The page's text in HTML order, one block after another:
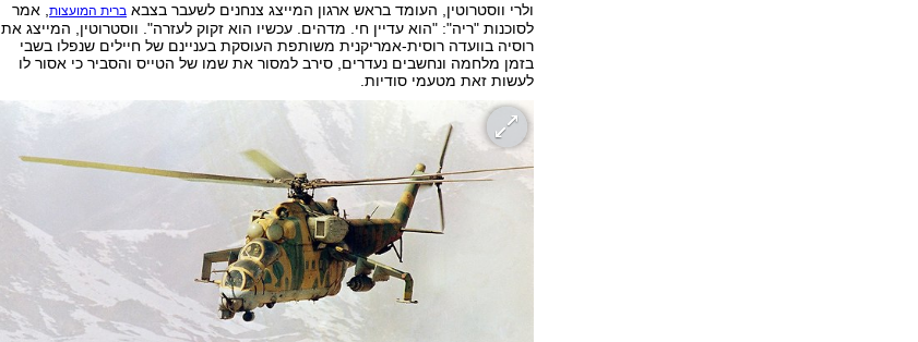
ולרי ווסטרוטין, העומד בראש ארגון המייצג צנחנים לשעבר בצבא ברית המועצות, אמר
לסוכנות "ריה": "הוא עדיין חי. מדהים. עכשיו הוא זקוק לעזרה". ווסטרוטין, המייצג את
רוסיה בוועדה רוסית-אמריקנית משותפת העוסקת בעניינם של חיילים שנפלו בשבי
בזמן מלחמה ונחשבים נעדרים, סירב למסור את שמו של הטייס והסביר כי אסור לו
לעשות זאת מטעמי סודיות.